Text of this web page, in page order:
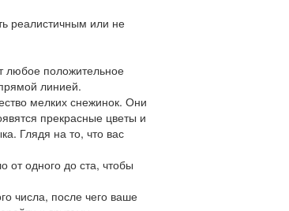
реалистичным или не
любое положительное
линией.
мелких снежинок. Они
прекрасные цветы и
Глядя на то, что вас
от одного до ста, чтобы
числа, после чего ваше